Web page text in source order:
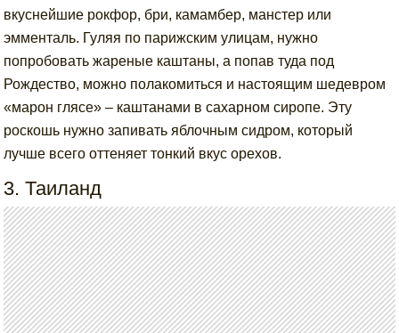
вкуснейшие рокфор, бри, камамбер, манстер или
эмменталь. Гуляя по парижским улицам, нужно
попробовать жареные каштаны, а попав туда под
Рождество, можно полакомиться и настоящим шедевром
«марон глясе» – каштанами в сахарном сиропе. Эту
роскошь нужно запивать яблочным сидром, который
лучше всего оттеняет тонкий вкус орехов.
3. Таиланд